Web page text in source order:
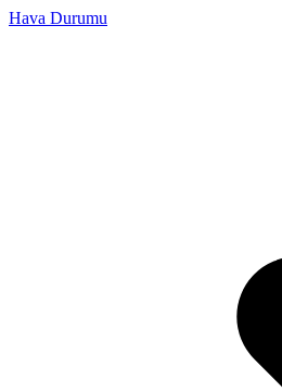
Hava Durumu